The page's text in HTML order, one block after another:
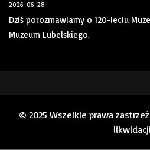
2026-06-28
Dziś porozmawiamy o 120-leciu
Muzeum Lubelskiego.
© 2025 Wszelkie prawa